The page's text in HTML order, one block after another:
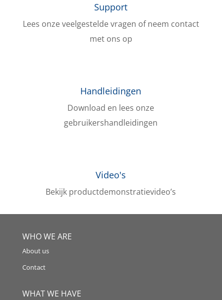
Support
Lees onze veelgestelde vragen of neem contact
met ons op
Handleidingen
Download en lees onze
gebruikershandleidingen
Video's
Bekijk productdemonstratievideo’s
WHO WE ARE
About us
Contact
WHAT WE HAVE